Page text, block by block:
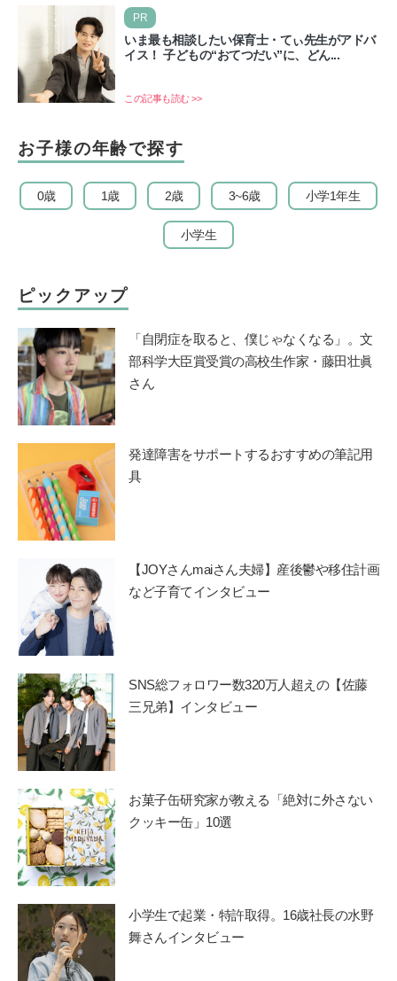
PR
いま最も相談したい保育士・てぃ先生がアドバ
イス！ 子どもの“おてつだい”に、どん...
この記事も読む >>
お子様の年齢で探す
0歳 1歳 2歳 3~6歳 小学1年生
小学生
ピックアップ
「自閉症を取ると、僕じゃなくなる」。文
部科学大臣賞受賞の高校生作家・藤田壮眞
さん
発達障害をサポートするおすすめの筆記用
具
【JOYさんmaiさん夫婦】産後鬱や移住計画
など子育てインタビュー
SNS総フォロワー数320万人超えの【佐藤
三兄弟】インタビュー
お菓子缶研究家が教える「絶対に外さない
クッキー缶」10選
小学生で起業・特許取得。16歳社長の水野
舞さんインタビュー